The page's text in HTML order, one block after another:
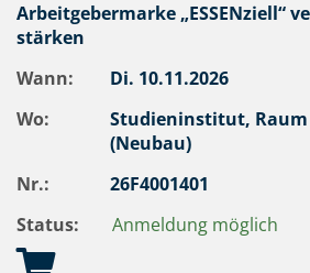
Arbeitgebermarke „ESSENziell“
stärken
Wann:
Di. 10.11.2026
Wo:
Studieninstitut, Raum
(Neubau)
Nr.:
26F4001401
Status:
Anmeldung möglich